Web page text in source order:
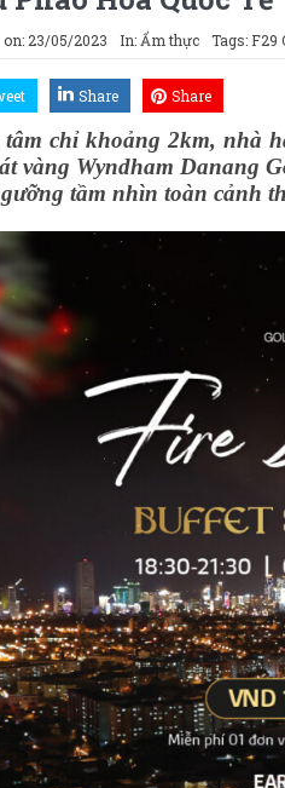
on: 23/05/2023 In: Ẩm thực Tags: F29
Share Share
chỉ khoảng 2km, nhà
vàng Wyndham Danang
tầm nhìn toàn cảnh